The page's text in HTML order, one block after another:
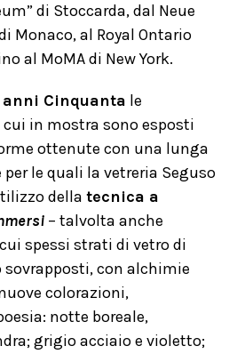
di Stoccarda, dal Neue
Monaco, al Royal Ontario
al MoMA di New York.
anni Cinquanta le
cui in mostra sono esposti
ottenute con una lunga
le quali la vetreria Seguso
della tecnica a
– talvolta anche
spessi strati di vetro di
con alchimie
colorazioni,
notte boreale,
grigio acciaio e violetto;